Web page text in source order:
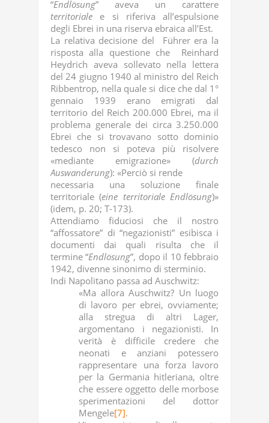
“Endlösung” aveva un carattere
territoriale e si riferiva all’espulsione
degli Ebrei in una riserva ebraica all’Est.
La relativa decisione del Führer era la
risposta alla questione che Reinhard
Heydrich aveva sollevato nella lettera
del 24 giugno 1940 al ministro del Reich
Ribbentrop, nella quale si dice che dal 1°
gennaio 1939 erano emigrati dal
territorio del Reich 200.000 Ebrei, ma il
problema generale dei circa 3.250.000
Ebrei che si trovavano sotto dominio
tedesco non si poteva più risolvere
«mediante emigrazione» (durch
Auswanderung): «Perciò si rende
necessaria una soluzione finale
territoriale (eine territoriale Endlösung)»
(idem, p. 20; T-173).
Attendiamo fiduciosi che il nostro
“affossatore” di “negazionisti” esibisca i
documenti dai quali risulta che il
termine “Endlösung”, dopo il 10 febbraio
1942, divenne sinonimo di sterminio.
Indi Napolitano passa ad Auschwitz:
«Ma allora Auschwitz? Un luogo
di lavoro per ebrei, ovviamente;
alla stregua di altri Lager,
argomentano i negazionisti. In
verità è difficile credere che
neonati e anziani potessero
rappresentare una forza lavoro
per la Germania hitleriana, oltre
che essere oggetto delle morbose
sperimentazioni del dottor
Mengele[7].